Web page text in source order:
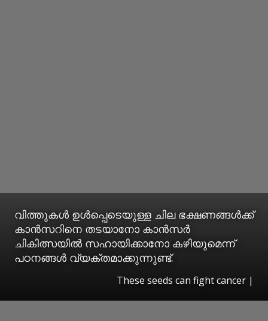
വിത്തുകൾ ഉൾപ്പെടെയുള്ള ചില ഭക്ഷണങ്ങൾക്ക്
കാൻസറിനെ തടയാനോ കാൻസർ
ചികിത്സയിൽ സഹായിക്കാനോ കഴിയുമെന്ന്
പഠനങ്ങൾ വ്യക്തമാക്കുന്നുണ്ട്.
These seeds can fight cancer |